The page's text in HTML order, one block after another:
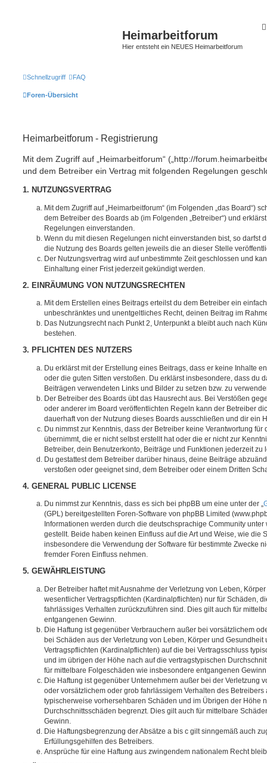
Heimarbeitforum
Hier entsteht ein NEUES Heimarbeitforum
Schnellzugriff FAQ
Foren-Übersicht
Heimarbeitforum - Registrierung
Mit dem Zugriff auf „Heimarbeitforum“ („http://
und dem Betreiber ein Vertrag mit folgenden Regelungen
1. NUTZUNGSVERTRAG
Mit dem Zugriff auf „Heimarbeitforum“ (im Folgenden „das Board“)
dem Betreiber des Boards ab (im Folgenden „Betreiber“) und
Regelungen einverstanden.
Wenn du mit diesen Regelungen nicht einverstanden bist, so darfst
die Nutzung des Boards gelten jeweils die an dieser Stelle
Der Nutzungsvertrag wird auf unbestimmte Zeit geschlossen und
Einhaltung einer Frist jederzeit gekündigt werden.
2. EINRÄUMUNG VON NUTZUNGSRECHTEN
Mit dem Erstellen eines Beitrags erteilst du dem Betreiber ein
unbeschränktes und unentgeltliches Recht, deinen Beitrag im
Das Nutzungsrecht nach Punkt 2, Unterpunkt a bleibt auch nach
bestehen.
3. PFLICHTEN DES NUTZERS
Du erklärst mit der Erstellung eines Beitrags, dass er keine Inhalte
oder die guten Sitten verstoßen. Du erklärst insbesondere, dass du
Beiträgen verwendeten Links und Bilder zu setzen bzw. zu
Der Betreiber des Boards übt das Hausrecht aus. Bei Verstößen
oder anderer im Board veröffentlichten Regeln kann der Betreiber
dauerhaft von der Nutzung dieses Boards ausschließen und dir ein
Du nimmst zur Kenntnis, dass der Betreiber keine Verantwortung für
übernimmt, die er nicht selbst erstellt hat oder die er nicht zur
Betreiber, dein Benutzerkonto, Beiträge und Funktionen jederzeit zu
Du gestattest dem Betreiber darüber hinaus, deine Beiträge
verstoßen oder geeignet sind, dem Betreiber oder einem Dritten
4. GENERAL PUBLIC LICENSE
Du nimmst zur Kenntnis, dass es sich bei phpBB um eine unter der „
(GPL) bereitgestellten Foren-Software von phpBB Limited
Informationen werden durch die deutschsprachige Community
gestellt. Beide haben keinen Einfluss auf die Art und Weise, wie die
insbesondere die Verwendung der Software für bestimmte Zwecke
fremder Foren Einfluss nehmen.
5. GEWÄHRLEISTUNG
Der Betreiber haftet mit Ausnahme der Verletzung von Leben,
wesentlicher Vertragspflichten (Kardinalpflichten) nur für Schäden,
fahrlässiges Verhalten zurückzuführen sind. Dies gilt auch für
entgangenen Gewinn.
Die Haftung ist gegenüber Verbrauchern außer bei vorsätzlichem
bei Schäden aus der Verletzung von Leben, Körper und
Vertragspflichten (Kardinalpflichten) auf die bei Vertragsschluss
und im übrigen der Höhe nach auf die vertragstypischen
für mittelbare Folgeschäden wie insbesondere entgangenen
Die Haftung ist gegenüber Unternehmern außer bei der Verletzung
oder vorsätzlichem oder grob fahrlässigem Verhalten des Betreibers
typischerweise vorhersehbaren Schäden und im Übrigen der Höhe
Durchschnittsschäden begrenzt. Dies gilt auch für mittelbare
Gewinn.
Die Haftungsbegrenzung der Absätze a bis c gilt sinngemäß auch
Erfüllungsgehilfen des Betreibers.
Ansprüche für eine Haftung aus zwingendem nationalem Recht